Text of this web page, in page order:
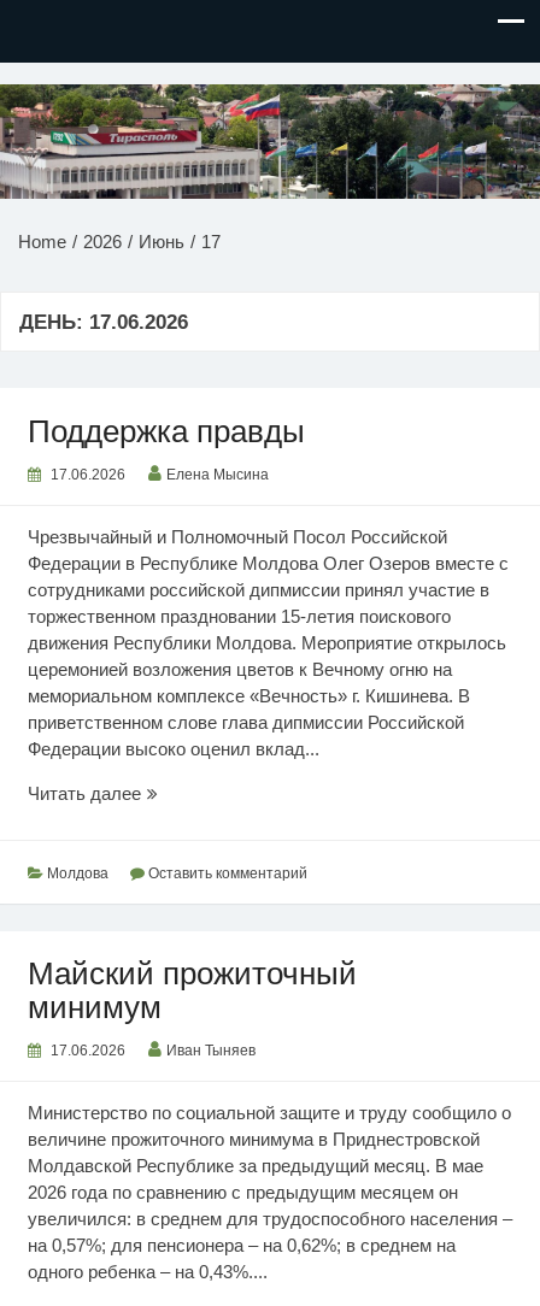
НОВОСТИ ПРИДНЕСТРОВЬЯ
Home 2026 Июнь 17
ДЕНЬ: 17.06.2026
Поддержка правды
17.06.2026 Елена Мысина
Чрезвычайный и Полномочный Посол Российской
Федерации в Республике Молдова Олег Озеров вместе с
сотрудниками российской дипмиссии принял участие в
торжественном праздновании 15-летия поискового
движения Республики Молдова. Мероприятие открылось
церемонией возложения цветов к Вечному огню на
мемориальном комплексе «Вечность» г. Кишинева. В
приветственном слове глава дипмиссии Российской
Федерации высоко оценил вклад...
Читать далееПоддержка
Молдова Оставить комментарий
Майский прожиточный
минимум
17.06.2026 Иван Тыняев
Министерство по социальной защите и труду сообщило о
величине прожиточного минимума в Приднестровской
Молдавской Республике за предыдущий месяц. В мае
2026 года по сравнению с предыдущим месяцем он
увеличился: в среднем для трудоспособного населения –
на 0,57%; для пенсионера – на 0,62%; в среднем на
одного ребенка – на 0,43%....